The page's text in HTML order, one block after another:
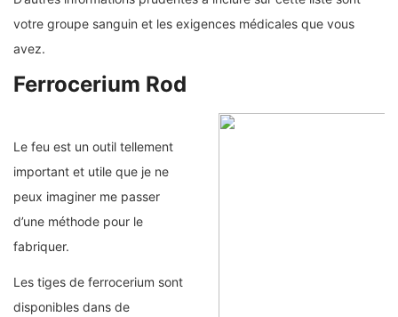
votre groupe sanguin et les exigences médicales que vous
avez.
Ferrocerium Rod
Le feu est un outil tellement
important et utile que je ne
peux imaginer me passer
d’une méthode pour le
fabriquer.
Les tiges de ferrocerium sont
disponibles dans de